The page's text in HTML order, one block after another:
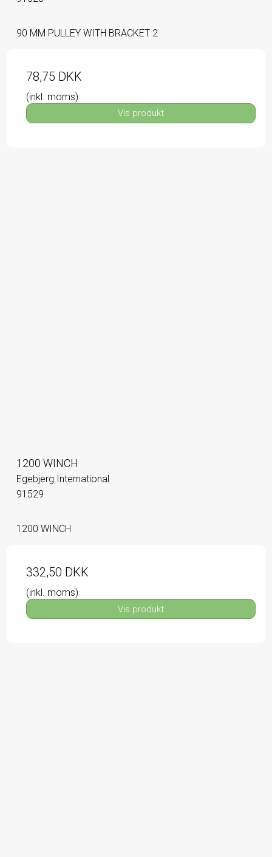
90 MM PULLEY WITH BRACKET 2
78,75 DKK
(inkl. moms)
Vis produkt
1200 WINCH
Egebjerg International
91529
1200 WINCH
332,50 DKK
(inkl. moms)
Vis produkt